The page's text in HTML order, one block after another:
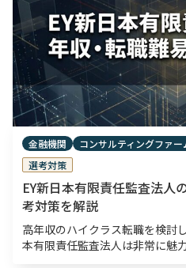
金融機関 コンサルティングファー
選考対策
EY新日本有限責任監査法人
考対策を解説
高年収のハイクラス転職を検討
本有限責任監査法人は非常に魅